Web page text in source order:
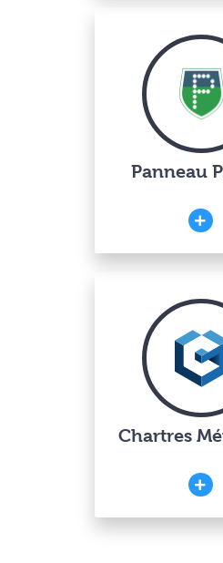
Panneau
Chartres